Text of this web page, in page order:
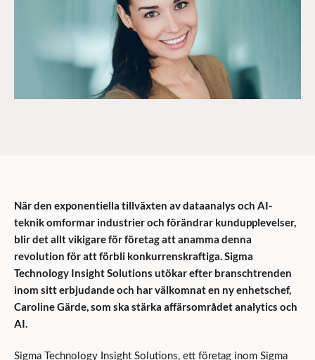
När den exponentiella tillväxten av dataanalys och AI-
teknik omformar industrier och förändrar kundupplevelser,
blir det allt vikigare för företag att anamma denna
revolution för att förbli konkurrenskraftiga. Sigma
Technology Insight Solutions utökar efter branschtrenden
inom sitt erbjudande och har välkomnat en ny enhetschef,
Caroline Gärde, som ska stärka affärsområdet analytics och
AI.
Sigma Technology Insight Solutions, ett företag inom Sigma